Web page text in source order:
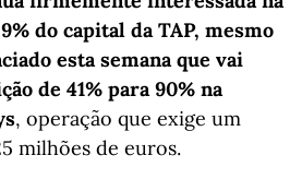
do capital da TAP, mesmo
esta semana que vai
de 41% para 90% na
, operação que exige um
milhões de euros.